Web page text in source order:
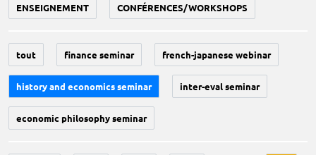
ENSEIGNEMENT CONFÉRENCES/WORKSHOPS
tout finance seminar french-japanese webinar
history and economics seminar inter-eval seminar
economic philosophy seminar